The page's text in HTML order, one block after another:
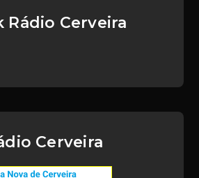
Rádio Cerveira
Cerveira